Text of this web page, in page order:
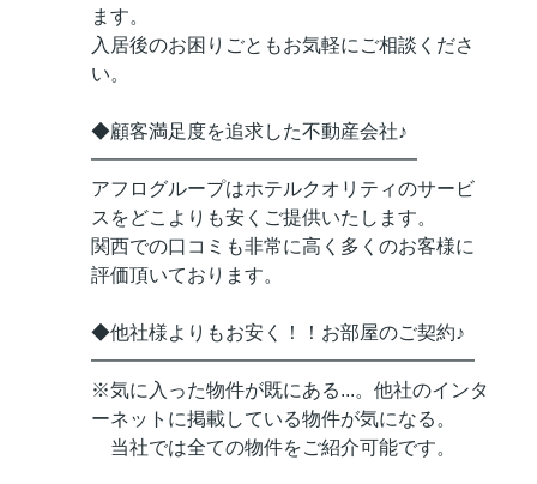
ます。
入居後のお困りごともお気軽にご相談くださ
い。
◆顧客満足度を追求した不動産会社♪
━━━━━━━━━━━━━━━━━
アフログループはホテルクオリティのサービ
スをどこよりも安くご提供いたします。
関西での口コミも非常に高く多くのお客様に
評価頂いております。
◆他社様よりもお安く！！お部屋のご契約♪
━━━━━━━━━━━━━━━━━━━━
※気に入った物件が既にある...。他社のインタ
ーネットに掲載している物件が気になる。
当社では全ての物件をご紹介可能です。